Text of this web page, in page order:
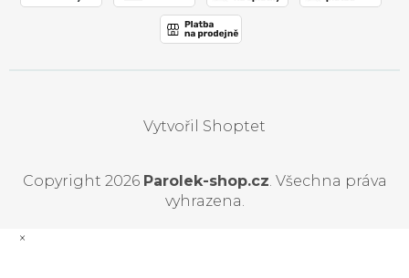
Vytvořil Shoptet
Copyright 2026 Parolek-shop.cz. Všechna práva
vyhrazena.
×